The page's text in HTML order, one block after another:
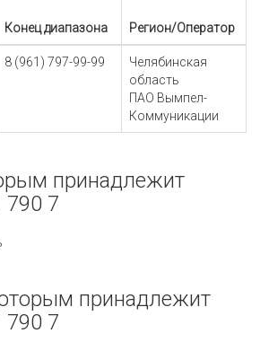
Конец диапазона Регион/Оператор
8 (961) 797-99-99
Челябинская
область
ПАО Вымпел-
Коммуникации
принадлежит
790 7
принадлежит
790 7